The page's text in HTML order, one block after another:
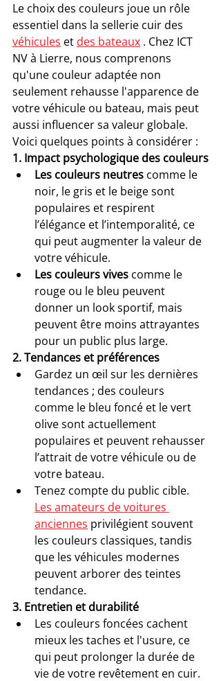
Le choix des couleurs joue un rôle
essentiel dans la sellerie cuir des
véhicules et des bateaux . Chez ICT
NV à Lierre, nous comprenons
qu'une couleur adaptée non
seulement rehausse l'apparence de
votre véhicule ou bateau, mais peut
aussi influencer sa valeur globale.
Voici quelques points à considérer :
1. Impact psychologique des couleurs
Les couleurs neutres comme le
noir, le gris et le beige sont
populaires et respirent
l’élégance et l’intemporalité, ce
qui peut augmenter la valeur de
votre véhicule.
Les couleurs vives comme le
rouge ou le bleu peuvent
donner un look sportif, mais
peuvent être moins attrayantes
pour un public plus large.
2. Tendances et préférences
Gardez un œil sur les dernières
tendances ; des couleurs
comme le bleu foncé et le vert
olive sont actuellement
populaires et peuvent rehausser
l’attrait de votre véhicule ou de
votre bateau.
Tenez compte du public cible.
Les amateurs de voitures
anciennes privilégient souvent
les couleurs classiques, tandis
que les véhicules modernes
peuvent arborer des teintes
tendance.
3. Entretien et durabilité
Les couleurs foncées cachent
mieux les taches et l'usure, ce
qui peut prolonger la durée de
vie de votre revêtement en cuir.